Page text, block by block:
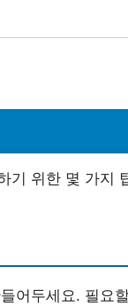
기 위한 몇 가지
어두세요. 필요